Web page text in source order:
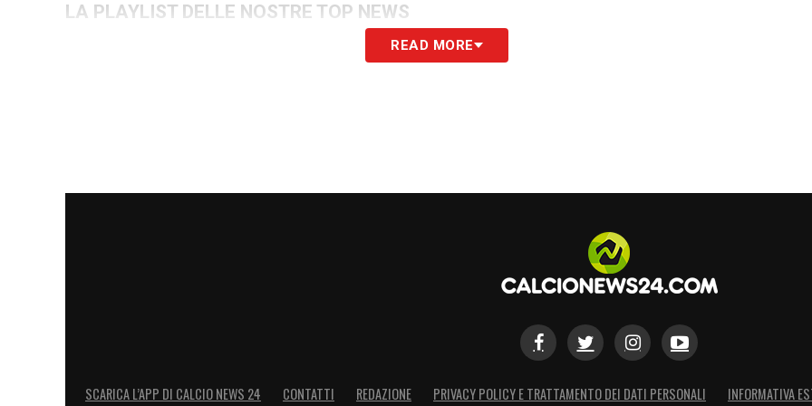
LA PLAYLIST DELLE NOSTRE TOP NEWS
READ MORE
SCARICA L’APP DI CALCIO NEWS 24 CONTATTI REDAZIONE PRIVACY POLICY E TRATTAMENTO DEI DATI PERSONALI INFORMATIVA